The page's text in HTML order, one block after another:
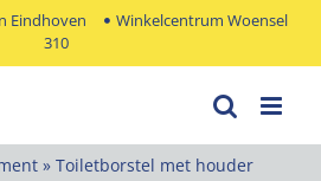
Eindhoven
Winkelcentrum Woensel
310
» Toiletborstel met houder